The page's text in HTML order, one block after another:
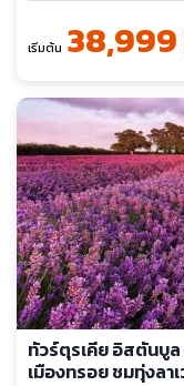
เริ่มต้น
ทัวร์ตุรเคีย อิสตันบูล
เมืองทรอย ชมทุ่งลา